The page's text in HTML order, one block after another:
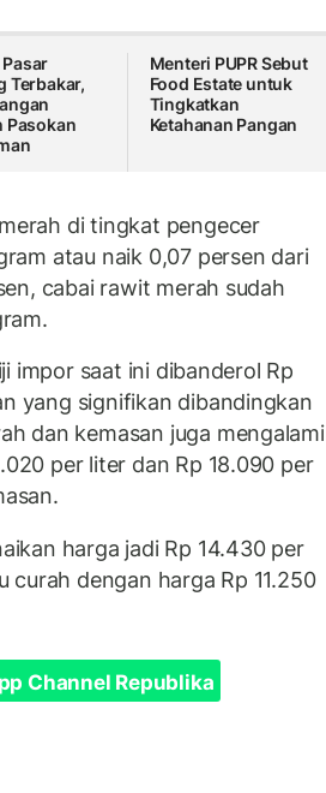
Terbakar,
Pasokan
Menteri PUPR Sebut
Food Estate untuk
Tingkatkan
Ketahanan Pangan
di tingkat pengecer
atau naik 0,07 persen dari
cabai rawit merah sudah
impor saat ini dibanderol Rp
yang signifikan dibandingkan
dan kemasan juga mengalami
per liter dan Rp 18.090 per
harga jadi Rp 14.430 per
curah dengan harga Rp 11.250
Channel Republika